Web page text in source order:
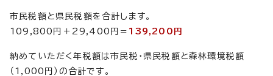
市民税額と県民税額を合計します。
109,800円＋29,400円＝ 139,200円
納めていただく年税額は市民税・県民税額と森林環境税額
（1,000円）の合計です。